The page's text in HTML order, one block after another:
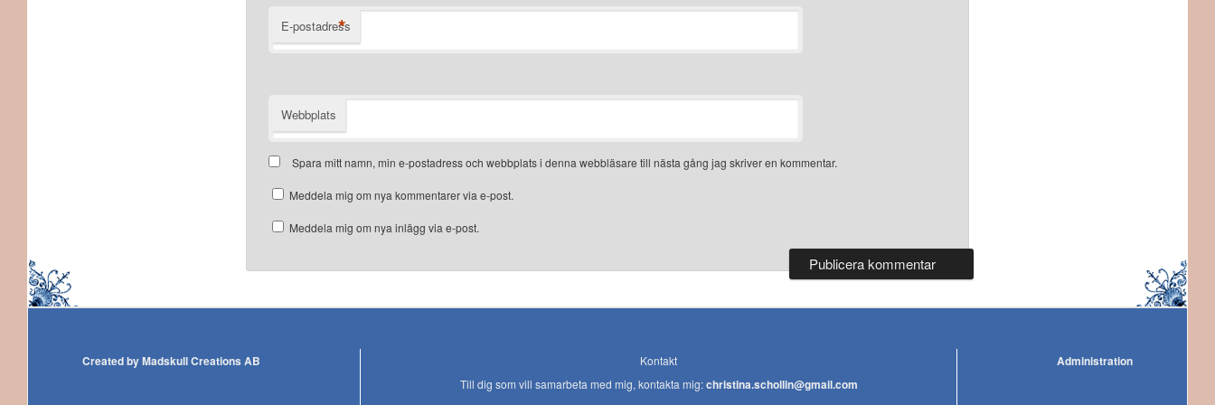
E-postadress
*
Webbplats
Spara mitt namn, min e-postadress och webbplats i denna webbläsare till nästa gång jag skriver en kommentar.
Meddela mig om nya kommentarer via e-post.
Meddela mig om nya inlägg via e-post.
Created by Madskull Creations AB
Kontakt
Till dig som vill samarbeta med mig, kontakta mig:christina.schollin@gmail.com
Administration